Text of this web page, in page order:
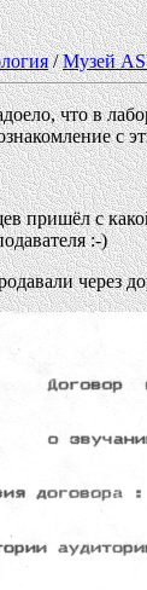
/Музей
что в
с
с
:-)
через